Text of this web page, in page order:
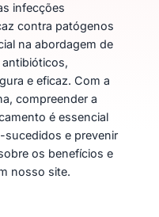
infecções
contra patógenos
na abordagem de
e eficaz. Com a
compreender a
é essencial
sucedidos e prevenir
os benefícios e
nosso site.